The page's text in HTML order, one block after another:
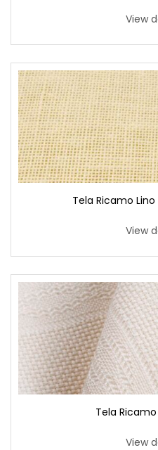
View
Tela Ricamo
View
Tela
View